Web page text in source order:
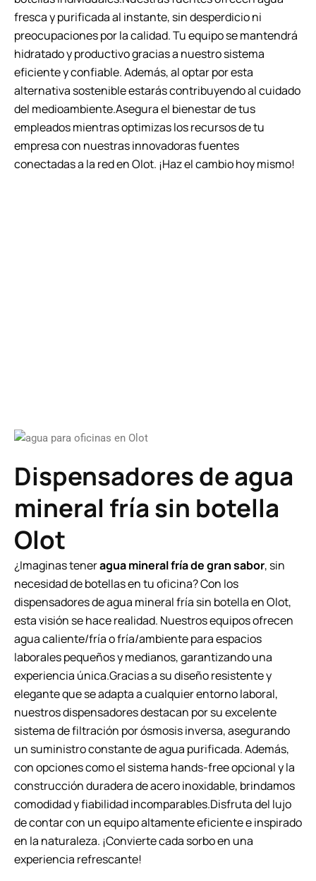
fresca y purificada al instante, sin desperdicio ni
preocupaciones por la calidad. Tu equipo se mantendrá
hidratado y productivo gracias a nuestro sistema
eficiente y confiable. Además, al optar por esta
alternativa sostenible estarás contribuyendo al cuidado
del medioambiente.Asegura el bienestar de tus
empleados mientras optimizas los recursos de tu
empresa con nuestras innovadoras fuentes
conectadas a la red en Olot. ¡Haz el cambio hoy mismo!
Dispensadores de agua
mineral fría sin botella
Olot
¿Imaginas teneragua mineral fría de gran sabor, sin
necesidad de botellas en tu oficina? Con los
dispensadores de agua mineral fría sin botella en Olot,
esta visión se hace realidad. Nuestros equipos ofrecen
agua caliente/fría o fría/ambiente para espacios
laborales pequeños y medianos, garantizando una
experiencia única.Gracias a su diseño resistente y
elegante que se adapta a cualquier entorno laboral,
nuestros dispensadores destacan por su excelente
sistema de filtración por ósmosis inversa, asegurando
un suministro constante de agua purificada. Además,
con opciones como el sistema hands-free opcional y la
construcción duradera de acero inoxidable, brindamos
comodidad y fiabilidad incomparables.Disfruta del lujo
de contar con un equipo altamente eficiente e inspirado
en la naturaleza. ¡Convierte cada sorbo en una
experiencia refrescante!